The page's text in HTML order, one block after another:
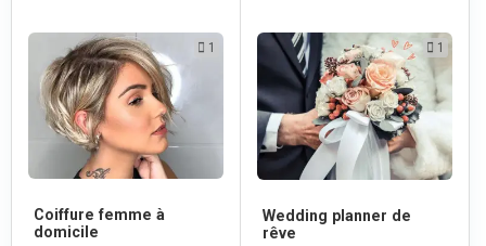
1
Coiffure femme à
domicile
1
Wedding planner de
rêve